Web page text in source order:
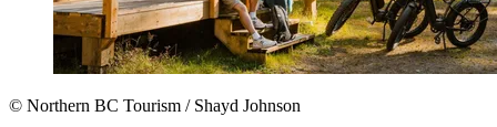
© Northern BC Tourism / Shayd Johnson